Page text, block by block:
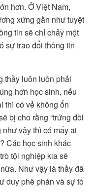
hơn. Ở Việt Nam,
xứng gần như tuyệt
tin sẽ chỉ chảy một
sự trao đổi thông tin
thầy luôn luôn phải
hơn học sinh, nếu
thì có vẻ không ổn
bị cho rằng “trứng đòi
như vậy thì có mấy ai
Các học sinh khác
tội nghiệp kia sẽ
Như vậy là thầy đã
duy phê phán và sự tò